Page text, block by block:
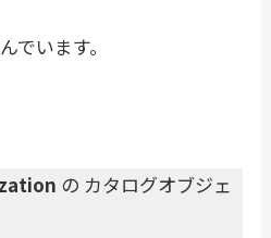
でいます。
の カタログオブジェ